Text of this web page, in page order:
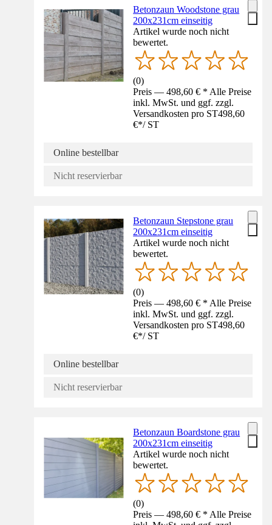
Betonzaun Woodstone grau
200x231cm einseitig
Artikel wurde noch nicht
bewertet.
(0)
Preis — 498,60 € * Alle Preise
inkl. MwSt. und ggf. zzgl.
Versandkosten pro ST498,60
€*/ ST
Online bestellbar
Nicht reservierbar
Betonzaun Stepstone grau
200x231cm einseitig
Artikel wurde noch nicht
bewertet.
(0)
Preis — 498,60 € * Alle Preise
inkl. MwSt. und ggf. zzgl.
Versandkosten pro ST498,60
€*/ ST
Online bestellbar
Nicht reservierbar
Betonzaun Boardstone grau
200x231cm einseitig
Artikel wurde noch nicht
bewertet.
(0)
Preis — 498,60 € * Alle Preise